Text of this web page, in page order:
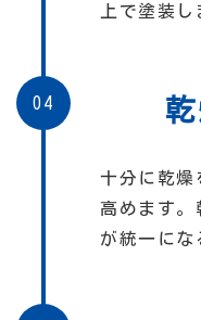
上で塗装し
04
十分に乾燥
高めます。
が統一にな